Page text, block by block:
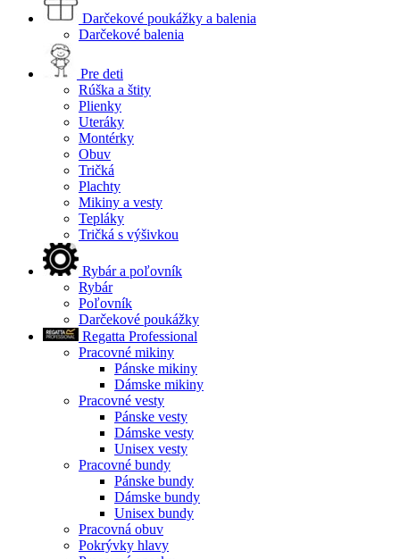
Darčekové poukážky a balenia
Darčekové balenia
Pre deti
Rúška a štity
Plienky
Uteráky
Montérky
Obuv
Tričká
Plachty
Mikiny a vesty
Tepláky
Tričká s výšivkou
Rybár a poľovník
Rybár
Poľovník
Darčekové poukážky
Regatta Professional
Pracovné mikiny
Pánske mikiny
Dámske mikiny
Pracovné vesty
Pánske vesty
Dámske vesty
Unisex vesty
Pracovné bundy
Pánske bundy
Dámske bundy
Unisex bundy
Pracovná obuv
Pokrývky hlavy